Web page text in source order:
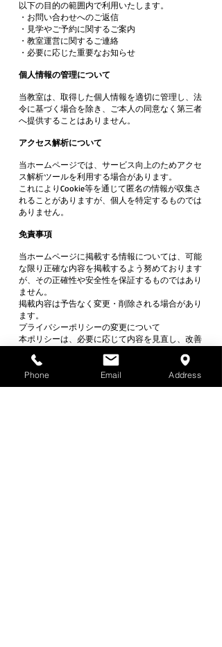
以下の目的の範囲内で利用いたします。
・お問い合わせへのご返信
・見学やご予約に関するご案内
・教室運営に関するご連絡
・必要に応じた重要なお知らせ
個人情報の管理について
当教室は、取得した個人情報を適切に管理し、法
令に基づく場合を除き、ご本人の同意なく第三者
へ提供することはありません。
アクセス解析について
当ホームページでは、サービス向上のためアクセ
ス解析ツールを利用する場合があります。
これによりCookie等を通じて匿名の情報が収集さ
れることがありますが、個人を特定するものでは
ありません。
免責事項
当ホームページに掲載する情報については、可能
な限り正確な内容を掲載するよう努めております
が、その正確性や安全性を保証するものではあり
ません。
掲載内容は予告なく変更・削除される場合があり
ます。
プライバシーポリシーの変更について
本ポリシーは、必要に応じて内容を見直し、改善
お問い合わせ
Phone Email Address